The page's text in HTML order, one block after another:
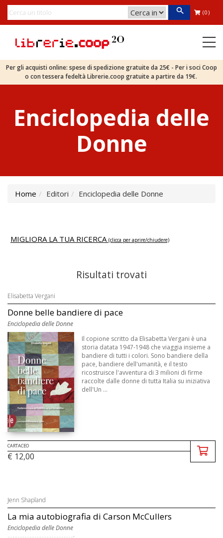
(0)
Per gli acquisti online: spese di spedizione gratuite da 25€ - Per i soci Coop
o con tessera fedeltà Librerie.coop gratuite a partire da 19€.
Enciclopedia delle
Donne
Home Editori Enciclopedia delle Donne
MIGLIORA LA TUA RICERCA (clicca per aprire/chiudere)
Risultati trovati
Elisabetta Vergani
Donne belle bandiere di pace
Enciclopedia delle Donne
Il copione scritto da Elisabetta Vergani è una
storia datata 1947-1948 che viaggia insieme a
bandiere di tutti i colori. Sono bandiere della
pace, bandiere dell'umanità, e il testo
ricostruisce l'avventura di 3 milioni di firme
raccolte dalle donne di tutta Italia su iniziativa
dell'Un ...
CARTACEO
€ 12,00
Jenn Shapland
La mia autobiografia di Carson McCullers
Enciclopedia delle Donne